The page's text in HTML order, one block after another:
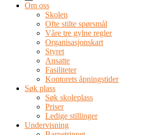
Om oss
Skolen
Ofte stilte spørsmål
Våre tre gylne regler
Organisasjonskart
Styret
Ansatte
Fasiliteter
Kontorets åpningstider
Søk plass
Søk skoleplass
Priser
Ledige stillinger
Undervisning